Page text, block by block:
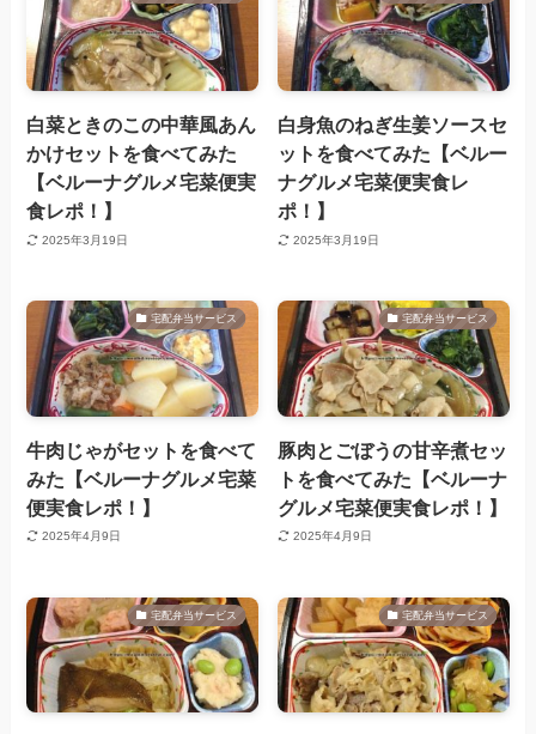
白菜ときのこの中華風あん
かけセットを食べてみた
【ベルーナグルメ宅菜便実
食レポ！】
2025年3月19日
白身魚のねぎ生姜ソースセ
ットを食べてみた【ベルー
ナグルメ宅菜便実食レ
ポ！】
2025年3月19日
宅配弁当サービス
牛肉じゃがセットを食べて
みた【ベルーナグルメ宅菜
便実食レポ！】
2025年4月9日
宅配弁当サービス
豚肉とごぼうの甘辛煮セッ
トを食べてみた【ベルーナ
グルメ宅菜便実食レポ！】
2025年4月9日
宅配弁当サービス 宅配弁当サービス